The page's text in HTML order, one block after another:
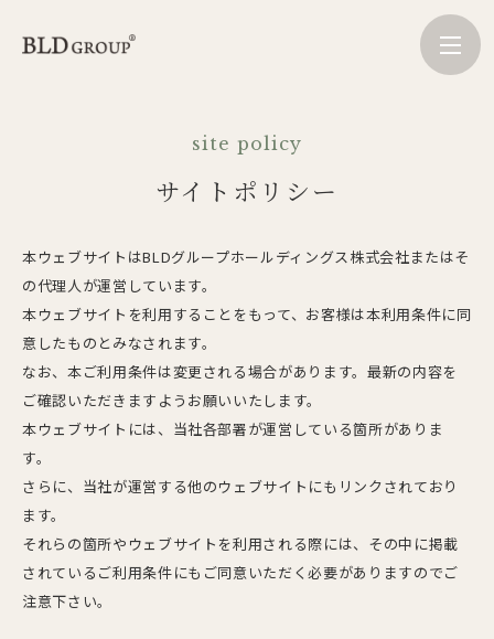
site policy
サイトポリシー
本ウェブサイトはBLDグループホールディングス株式会社またはそ
の代理人が運営しています。
本ウェブサイトを利用することをもって、お客様は本利用条件に同
意したものとみなされます。
なお、本ご利用条件は変更される場合があります。最新の内容を
ご確認いただきますようお願いいたします。
本ウェブサイトには、当社各部署が運営している箇所がありま
す。
さらに、当社が運営する他のウェブサイトにもリンクされており
ます。
それらの箇所やウェブサイトを利用される際には、 その中に掲載
されているご利用条件にもご同意いただく必要がありますのでご
注意下さい。